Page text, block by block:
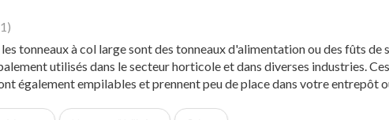
tonneaux à col large sont des tonneaux d'alimentation ou des fûts
utilisés dans le secteur horticole et dans diverses industries.
également empilables et prennent peu de place dans votre entrepôt